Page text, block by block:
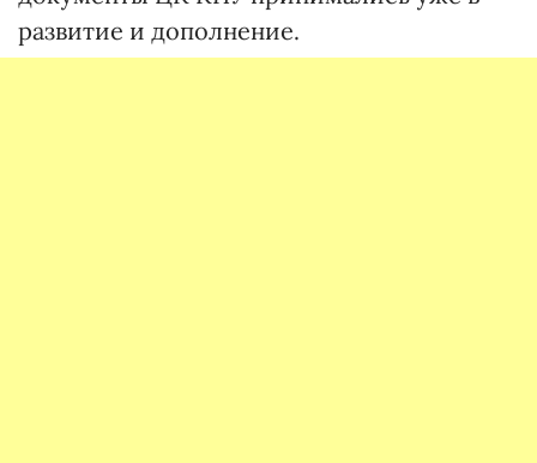
развитие и дополнение.